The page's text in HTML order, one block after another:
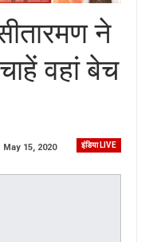
ने
वहां बेच
इंडिया LIVE
May 15, 2020